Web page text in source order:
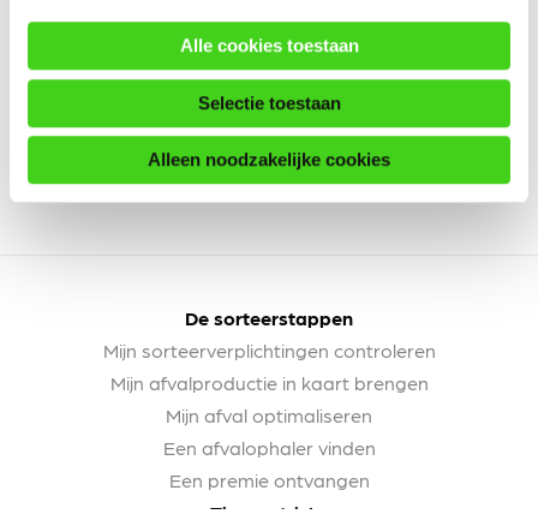
Alle cookies toestaan
Selectie toestaan
Alleen noodzakelijke cookies
De sorteerstappen
Mijn sorteerverplichtingen controleren
Mijn afvalproductie in kaart brengen
Mijn afval optimaliseren
Een afvalophaler vinden
Een premie ontvangen
Tips en tricks